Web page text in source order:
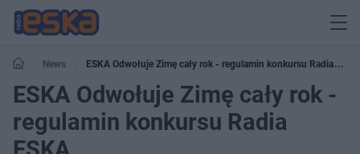
News
ESKA Odwołuje Zimę cały rok - regulamin konkursu Radia
ESKA
ESKA Odwołuje Zimę cały rok -
regulamin konkursu Radia